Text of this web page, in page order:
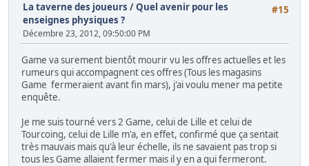
#15
La taverne des joueurs /Quel avenir pour les
enseignes physiques ?
Décembre 23, 2012, 09:50:00 PM
Game va surement bientôt mourir vu les offres actuelles et les
rumeurs qui accompagnent ces offres (Tous les magasins
Game fermeraient avant fin mars), j'ai voulu mener ma petite
enquête.
Je me suis tourné vers 2 Game, celui de Lille et celui de
Tourcoing, celui de Lille m'a, en effet, confirmé que ça sentait
très mauvais mais qu'à leur échelle, ils ne savaient pas trop si
tous les Game allaient fermer mais il y en a qui fermeront.